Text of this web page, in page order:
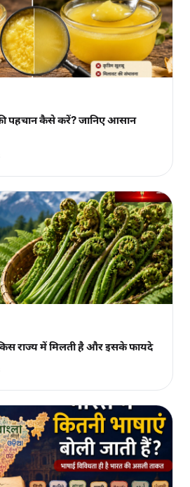
पहचान कैसे करें? जानिए आसान
राज्य में मिलती है और इसके फायदे